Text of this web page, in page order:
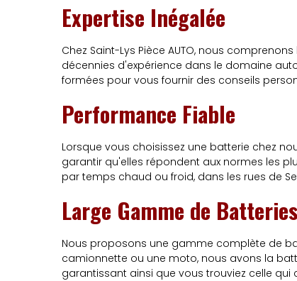
Expertise Inégalée
Chez Saint-Lys Pièce AUTO, nous
décennies d'expérience dans le domaine
formées pour vous fournir des conseils
Performance Fiable
Lorsque vous choisissez une batterie chez
garantir qu'elles répondent aux normes les
par temps chaud ou froid, dans les rues de
Large Gamme de Batteries
Nous proposons une gamme complète de
camionnette ou une moto, nous avons la
garantissant ainsi que vous trouviez celle